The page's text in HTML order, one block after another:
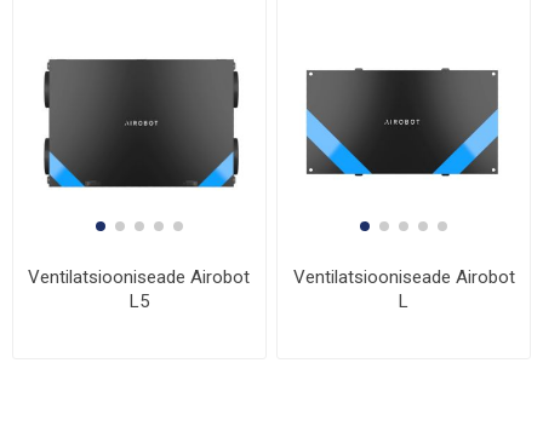
Ventilatsiooniseade Airobot
L5
Ventilatsiooniseade Airobot
L